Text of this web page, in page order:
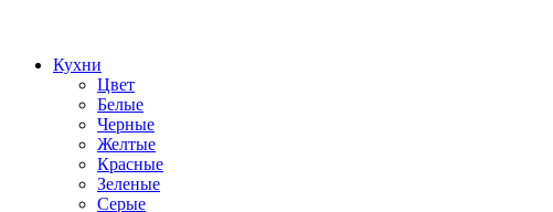
Кухни
Цвет
Белые
Черные
Желтые
Красные
Зеленые
Серые